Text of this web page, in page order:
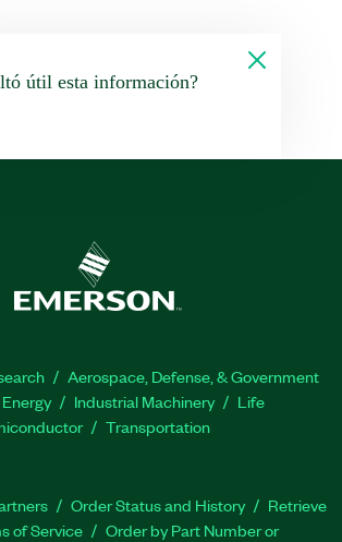
útil esta información?
Aerospace, Defense, & Government
Energy Industrial Machinery
Life
Transportation
Order Status and History
Retrieve
of Service
Order by Part Number or